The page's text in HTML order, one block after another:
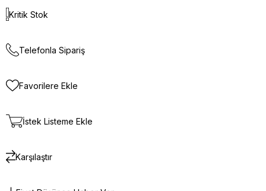
Kritik Stok
Telefonla Sipariş
Favorilere Ekle
İstek Listeme Ekle
Karşılaştır